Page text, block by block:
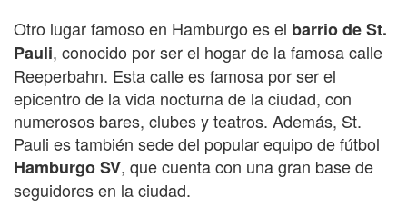
Otro lugar famoso en Hamburgo es el barrio de St.
Pauli, conocido por ser el hogar de la famosa calle
Reeperbahn. Esta calle es famosa por ser el
epicentro de la vida nocturna de la ciudad, con
numerosos bares, clubes y teatros. Además, St.
Pauli es también sede del popular equipo de fútbol
Hamburgo SV, que cuenta con una gran base de
seguidores en la ciudad.